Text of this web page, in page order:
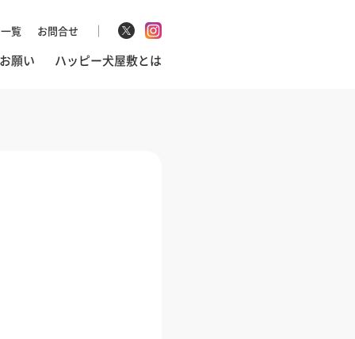
覧 お問合せ
願い ハッピー犬屋敷とは